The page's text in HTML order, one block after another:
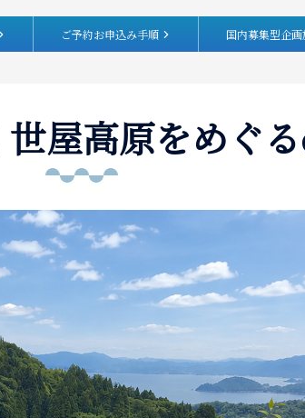
ご予約お申込み手順 国内募集型企
屋高原をめぐ